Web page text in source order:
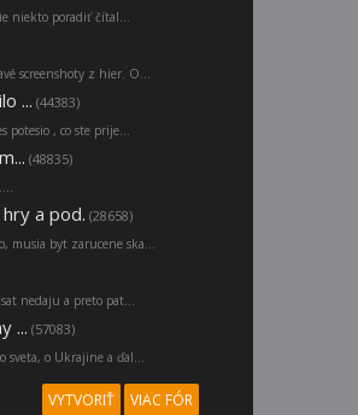
niekto poradiť čítal...
screenshoty z hier. O...
... (44383)
potesio , co ste prije...
(48835)
a pod. (28658)
musia byt zarucene ska...
nedaju a preto pat...
... (57083)
sveta, o Ukrajine a ďal...
VYTVORIŤ VIAC FÓR